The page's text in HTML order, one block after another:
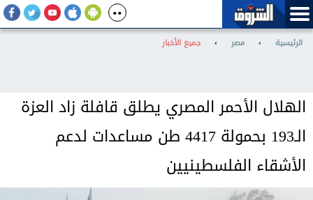
الرئيسية › مصر › جميع الأخبار
الهلال الأحمر المصري يطلق قافلة زاد العزة
الـ193 بحمولة 4417 طن مساعدات لدعم
الأشقاء الفلسطينيين